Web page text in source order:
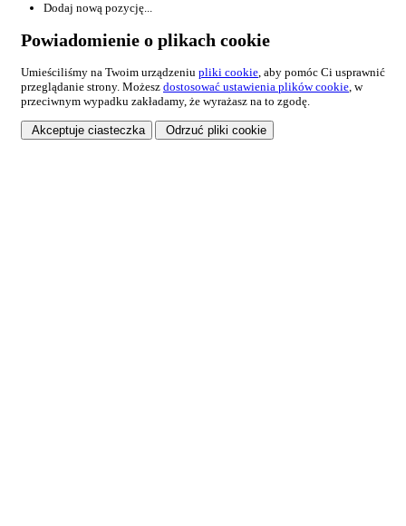
Dodaj nową pozycję...
Powiadomienie o plikach cookie
Umieściliśmy na Twoim urządzeniu pliki cookie , aby pomóc Ci usprawnić
przeglądanie strony. Możesz dostosować ustawienia plików cookie , w
przeciwnym wypadku zakładamy, że wyrażasz na to zgodę.
Akceptuje ciasteczka Odrzuć pliki cookie